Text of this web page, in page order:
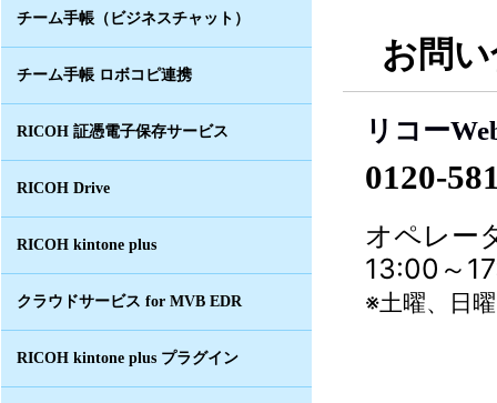
チーム手帳（ビジネスチャット）
チーム手帳 ロボコピ連携
RICOH 証憑電子保存サービス
RICOH Drive
RICOH kintone plus
クラウドサービス for MVB EDR
RICOH kintone plus プラグイン
お問
リコー
0120-
オペレー
13:00～
※土曜、日